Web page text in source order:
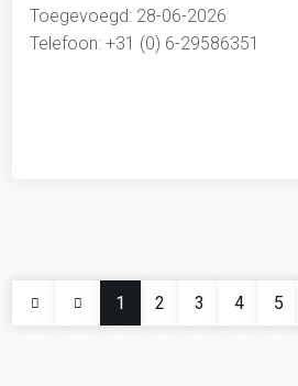
Toegevoegd: 28-06-2026
Telefoon: +31 (0) 6-29586351
1 2 3 4 5